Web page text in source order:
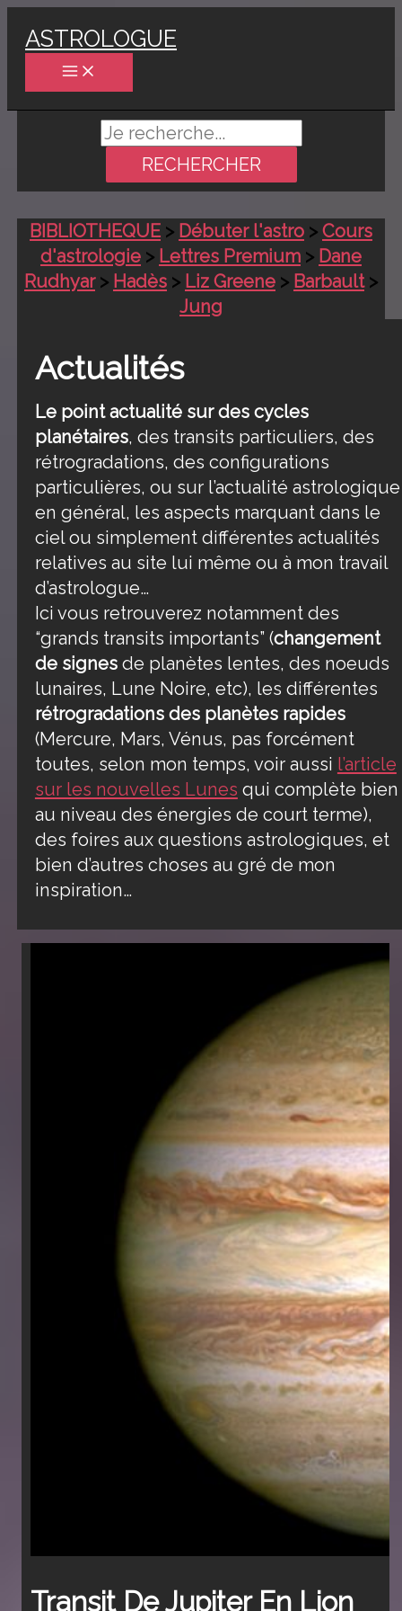
au
contenu
ASTROLOGUE
Rechercher :
BIBLIOTHEQUE > Débuter l'astro > Cours
d'astrologie > Lettres Premium > Dane
Rudhyar> Hadès > Liz Greene > Barbault>
Jung
Actualités
Le point actualité sur des cycles
planétaires, des transits particuliers, des
rétrogradations, des configurations
particulières, ou sur l’actualité astrologique
en général, les aspects marquant dans le
ciel ou simplement différentes actualités
relatives au site lui même ou à mon travail
d’astrologue…
Ici vous retrouverez notamment des
“grands transits importants” (changement
de signesde planètes lentes, des noeuds
lunaires, Lune Noire, etc), les différentes
rétrogradations des planètes rapides
(Mercure, Mars, Vénus, pas forcément
toutes, selon mon temps, voir aussi l’article
sur les nouvelles Lunes qui complète bien
au niveau des énergies de court terme),
des foires aux questions astrologiques, et
bien d’autres choses au gré de mon
inspiration…
Transit De Jupiter En Lion